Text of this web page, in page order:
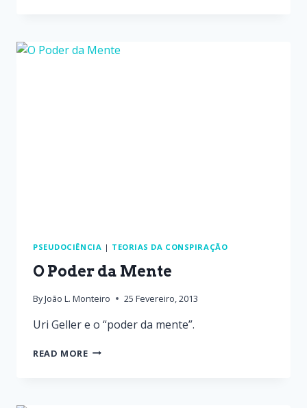
PSEUDOCIÊNCIA | TEORIAS DA CONSPIRAÇÃO
O Poder da Mente
ByJoão L. Monteiro 25 Fevereiro, 2013
Uri Geller e o “poder da mente”.
READ MORE